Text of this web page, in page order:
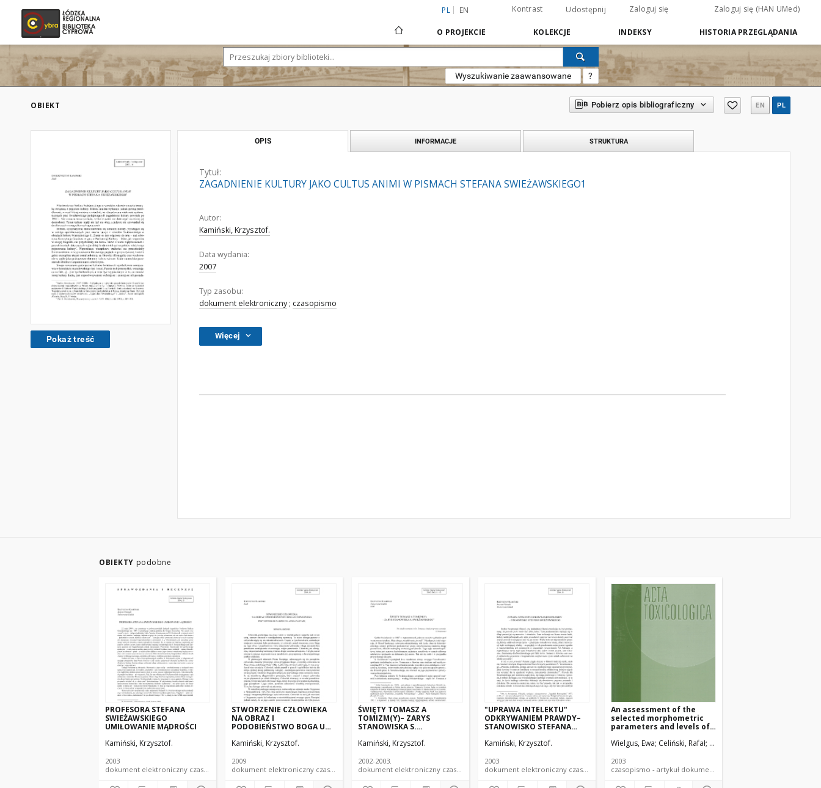
PL EN Kontrast Udostępnij Zaloguj się Zaloguj się (HAN UMed)
O PROJEKCIE KOLEKCJE INDEKSY HISTORIA PRZEGLĄDANIA
Wyszukiwanie zaawansowane ?
OBIEKT Pobierz opis bibliograficzny EN PL
Pokaż treść
OPIS INFORMACJE STRUKTURA
Tytuł:
ZAGADNIENIE KULTURY JAKO CULTUS ANIMI W PISMACH STEFANA SWIEŻAWSKIEGO1
Autor:
Kamiński, Krzysztof.
Data wydania:
2007
Typ zasobu:
dokument elektroniczny; czasopismo
Więcej
OBIEKTY podobne
PROFESORA STEFANA
SWIEŻAWSKIEGO
UMIŁOWANIE MĄDROŚCI
Kamiński, Krzysztof.
2003
dokument elektroniczny czasopismo
STWORZENIE CZŁOWIEKA
NA OBRAZ I
PODOBIEŃSTWO BOGA U
DO NADZIEI NA
Kamiński, Krzysztof.
2009
dokument elektroniczny czasopismo
ŚWIĘTY TOMASZ A
TOMIZM(Y)– ZARYS
STANOWISKA S.
Kamiński, Krzysztof.
2002-2003.
dokument elektroniczny czasopismo
"UPRAWA INTELEKTU"
ODKRYWANIEM PRAWDY–
STANOWISKO STEFANA
Kamiński, Krzysztof.
2003
dokument elektroniczny czasopismo
An assessment of the
selected morphometric
parameters and levels of
placentae of smoking
Wielgus, Ewa Celiński, Rafał Pawlicki, Krzysztof
2003
czasopismo - artykuł dokument piśmienniczy